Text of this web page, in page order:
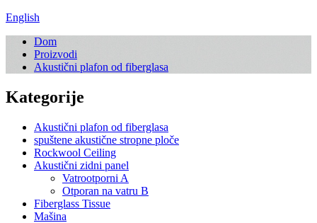
English
Dom
Proizvodi
Akustični plafon od fiberglasa
Kategorije
Akustični plafon od fiberglasa
spuštene akustične stropne ploče
Rockwool Ceiling
Akustični zidni panel
Vatrootporni A
Otporan na vatru B
Fiberglass Tissue
Mašina